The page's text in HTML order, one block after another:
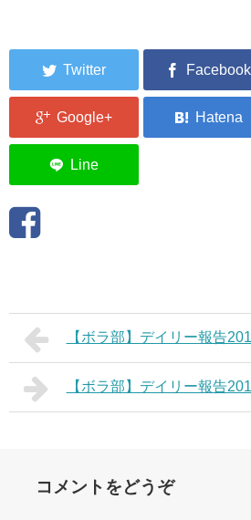
【ボラ部】デイリー報告
【ボラ部】デイリー報告
コメントをどうぞ
港町の編みっ娘ぶらぐ
編みっ娘たち紹介
KRA BLOG
リンク